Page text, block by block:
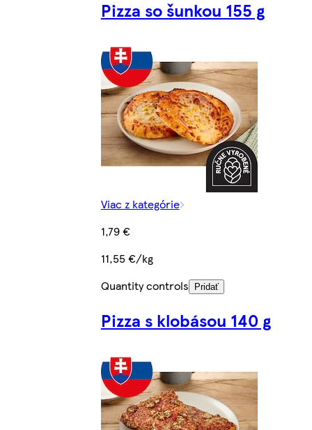
Pizza so šunkou 155 g
Viac z kategórie
1,79 €
11,55 €/kg
Quantity controls
Pridať
Pizza s klobásou 140 g